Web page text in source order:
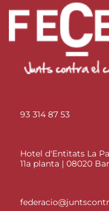
93 314 87 53
Hotel d'Entitats La
11a planta | 08020